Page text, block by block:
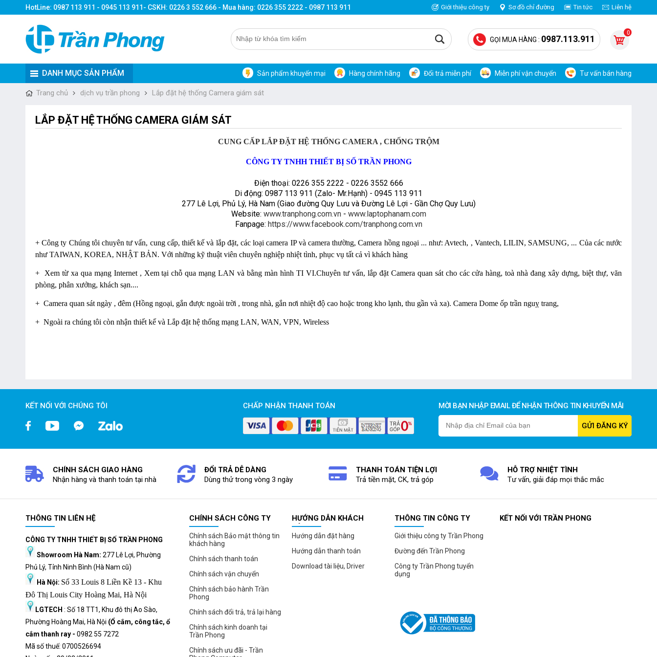
Giới thiệu công ty Sơ đồ chỉ đường Tin tức Liên hệ
HotLine: 0987 113 911 - 0945 113 911- CSKH: 0226 3 552 666 - Mua hàng: 0226 355 2222 - 0987 113 911
0
GỌI MUA HÀNG : 0987.113.911
DANH MỤC SẢN PHẨM Tư vấn bán hàng
Miễn phí vận chuyển
Đổi trả miễn phí
Hàng chính hãng
Sản phẩm khuyến mại
Trang chủ dịch vụ trần phong Lắp đặt hệ thống Camera giám sát
LẮP ĐẶT HỆ THỐNG CAMERA GIÁM SÁT
CUNG CẤP LẮP ĐẶT HỆ THỐNG CAMERA , CHỐNG TRỘM
CÔNG TY TNHH THIẾT BỊ SỐ TRẦN PHONG
Điện thoại: 0226 355 2222 - 0226 3552 666
Di động: 0987 113 911 (Zalo- Mr.Hạnh) - 0945 113 911
277 Lê Lợi, Phủ Lý, Hà Nam (Giao đường Quy Lưu và Đường Lê Lợi - Gần Chợ Quy Lưu)
Website: www.tranphong.com.vn- www.laptophanam.com
Fanpage: https://www.facebook.com/tranphong.com.vn
+ Công ty Chúng tôi chuyên tư vấn, cung cấp, thiết kế và lắp đặt, các loại camera IP và camera thường, Camera hồng ngoại ... như: Avtech, , Vantech, LILIN, SAMSUNG, ... Của các nước
như TAIWAN, KOREA, NHẬT BẢN. Với những kỹ thuật viên chuyên nghiệp nhiệt tình, phục vụ tất cả vì khách hàng
+ Xem từ xa qua mạng Internet , Xem tại chỗ qua mạng LAN và bằng màn hình TI VI.Chuyên tư vấn, lắp đặt Camera quan sát cho các cửa hàng, toà nhà đang xây dựng, biệt thự, văn
phòng, phân xưởng, khách sạn....
+ Camera quan sát ngày , đêm (Hồng ngoại, gắn được ngoài trời , trong nhà, gắn nơi nhiệt độ cao hoặc trong kho lạnh, thu gần và xa). Camera Dome ốp trần nguỵ trang,
+ Ngoài ra chúng tôi còn nhận thiết kế và Lắp đặt hệ thống mạng LAN, WAN, VPN, Wireless
KẾT NỐI VỚI CHÚNG TÔI CHẤP NHẬN THANH TOÁN MỜI BẠN NHẬP EMAIL ĐỂ NHẬN THÔNG TIN KHUYẾN MÃI
CHÍNH SÁCH GIAO HÀNG
Nhận hàng và thanh toán tại nhà
ĐỔI TRẢ DỄ DÀNG
Dùng thử trong vòng 3 ngày
THANH TOÁN TIỆN LỢI
Trả tiền mặt, CK, trả góp
HỖ TRỢ NHIỆT TÌNH
Tư vấn, giải đáp mọi thắc mắc
KẾT NỐI VỚI TRẦN PHONG
THÔNG TIN LIÊN HỆ
CÔNG TY TNHH THIẾT BỊ SỐ TRẦN PHONG
Showroom Hà Nam: 277 Lê Lợi, Phường
Phủ Lý, Tỉnh Ninh Bình (Hà Nam cũ)
Hà Nội: Số 33 Louis 8 Liền Kề 13 - Khu
Đô Thị Louis City Hoàng Mai, Hà Nội
LGTECH : Số 18 TT1, Khu đô thị Ao Sào,
Phường Hoàng Mai, Hà Nội (Ổ cắm, công tắc, ổ
cắm thanh ray - 0982 55 7272
Mã số thuế: 0700526694
CHÍNH SÁCH CÔNG TY
Chính sách Bảo mật thông tin
khách hàng
Chính sách thanh toán
Chính sách vận chuyển
Chính sách bảo hành Trần
Phong
Chính sách đổi trả, trả lại hàng
Chính sách kinh doanh tại
Trần Phong
Chính sách ưu đãi - Trần
HƯỚNG DẪN KHÁCH
HÀNG
Hướng dẫn đặt hàng
Hướng dẫn thanh toán
Download tài liệu, Driver
THÔNG TIN CÔNG TY
Giới thiệu công ty Trần Phong
Đường đến Trần Phong
Công ty Trần Phong tuyển
dụng